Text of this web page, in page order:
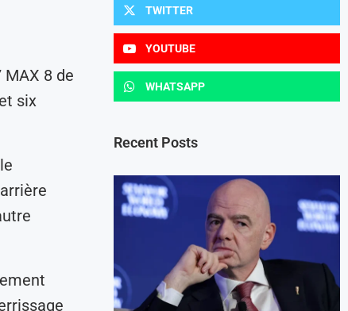
MAX 8 de
six
TWITTER
YOUTUBE
WHATSAPP
Recent Posts